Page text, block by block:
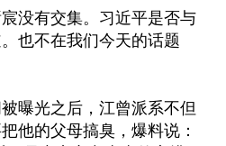
没有交集。习近平是否与
也不在我们今天的话题
曝光之后，江曾派系不但
他的父母搞臭，爆料说：